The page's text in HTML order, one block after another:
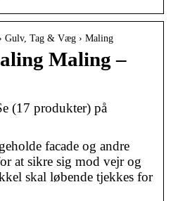
Gulv, Tag & Væg › Maling
Maling –
(17 produkter) på
facade og andre
at sikre sig mod vejr og
skal løbende tjekkes for